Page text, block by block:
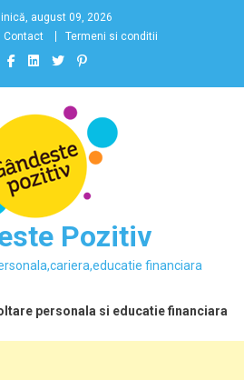
august 09, 2026
Contact Termeni si conditii
Pozitiv
financiara
personala si educatie financiara